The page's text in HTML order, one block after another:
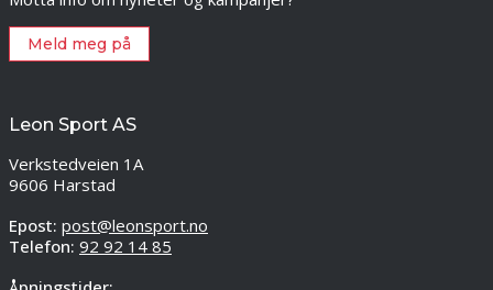
Meld meg på
Leon Sport AS
Verkstedveien 1A
9606 Harstad
Epost: post@leonsport.no
Telefon: 92 92 14 85